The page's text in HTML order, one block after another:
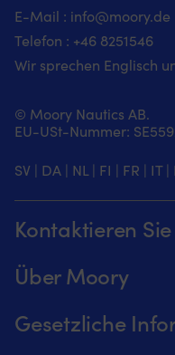
E-Mail : info@moory.de
Telefon : +46 8251546
Wir sprechen Englisch
© Moory Nautics AB.
EU-USt-Nummer:
SV | DA | NL | FI | FR | IT|
Kontaktieren
Telefonzeiten
+46 8251546 –
Senden Sie uns
Über Moory
Gesetzliche